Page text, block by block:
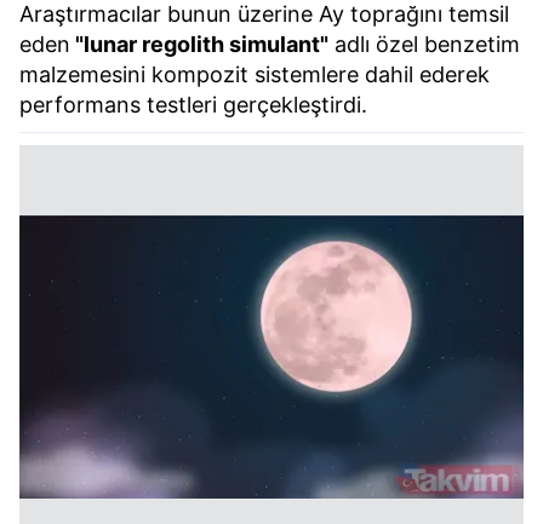
Araştırmacılar bunun üzerine Ay toprağını temsil
eden "lunar regolith simulant" adlı özel benzetim
malzemesini kompozit sistemlere dahil ederek
performans testleri gerçekleştirdi.